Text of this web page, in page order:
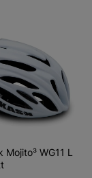
Mojito³ WG11 L